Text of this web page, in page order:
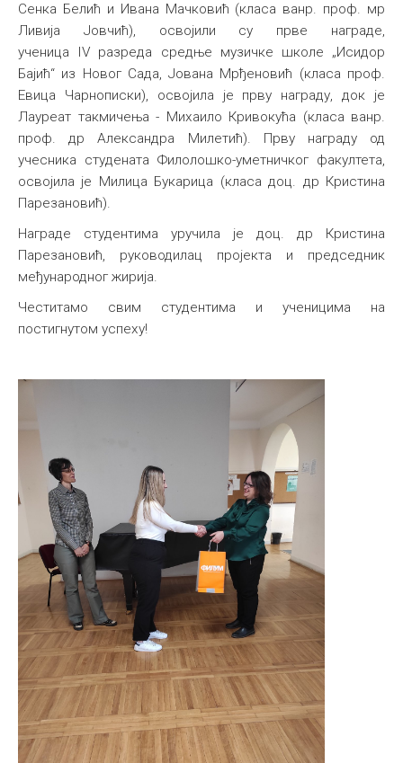
Сенка Белић и Ивана Мачковић (класа ванр. проф. мр
Ливија Јовчић), освојили су прве награде,
ученица IV разреда средње музичке школе „Исидор
Бајић“ из Новог Сада, Јована Мрђеновић (класа проф.
Евица Чарнописки), освојила је прву награду, док је
Лауреат такмичења - Михаило Кривокућа (класа ванр.
проф. др Александра Милетић). Прву награду од
учесника студената Филолошко-уметничког факултета,
освојила је Милица Букарица (класа доц. др Кристина
Парезановић).
Награде студентима уручила је доц. др Кристина
Парезановић, руководилац пројекта и председник
међународног жирија.
Честитамо свим студентима и ученицима на
постигнутом успеху!